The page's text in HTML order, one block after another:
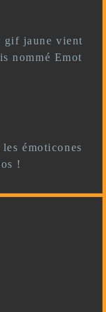
gif jaune vient
nommé Emot
émoticones
!